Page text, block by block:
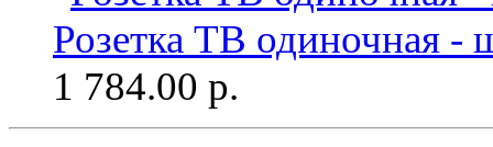
Розетка ТВ одиночная
1 784.00 р.